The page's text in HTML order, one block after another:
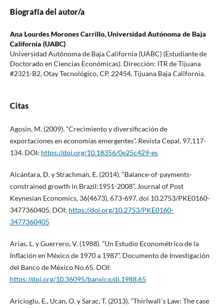
Biografía del autor/a
Ana Lourdes Morones Carrillo,Universidad Autónoma de Baja
California (UABC)
Universidad Autónoma de Baja California (UABC) (Estudiante de
Doctorado en Ciencias Económicas). Dirección: ITR de Tijuana
#2321-B2, Otay Tecnológico, CP. 22454, Tijuana Baja California.
Citas
Agosin, M. (2009). “Crecimiento y diversificación de
exportaciones en economías emergentes”. Revista Cepal, 97,117-
134. DOI: https://doi.org/10.18356/0e25c429-es
Alcántara, D. y Strachman, E. (2014). “Balance-of-payments-
constrained growth in Brazil:1951-2008”. Journal of Post
Keynesian Economics, 36(4673), 673-697. doi 10.2753/PKE0160-
3477360405. DOI: https://doi.org/10.2753/PKE0160-
3477360405
Arias, L. y Guerrero, V. (1988). “Un Estudio Econométrico de la
Inflación en México de 1970 a 1987”. Documento de Investigación
del Banco de México No.65. DOI:
https://doi.org/10.36095/banxico/di.1988.65
Aricioglu, E., Ucan, O. y Sarac, T. (2013). “Thirlwall´s Law: The case